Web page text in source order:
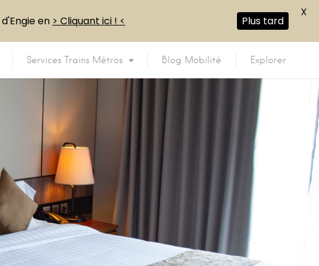
Services Trains Métros Blog Mobilité Explorer
d'Engie en > Cliquant ici ! < Plus tard
X